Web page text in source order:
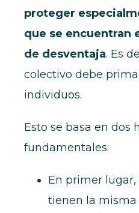
proteger
que se encuentran
de desventaja. Es
colectivo debe
individuos.
Esto se basa en dos
fundamentales:
En primer lugar,
tienen la